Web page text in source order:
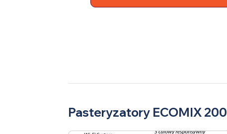
Pasteryzatory ECOMIX 200